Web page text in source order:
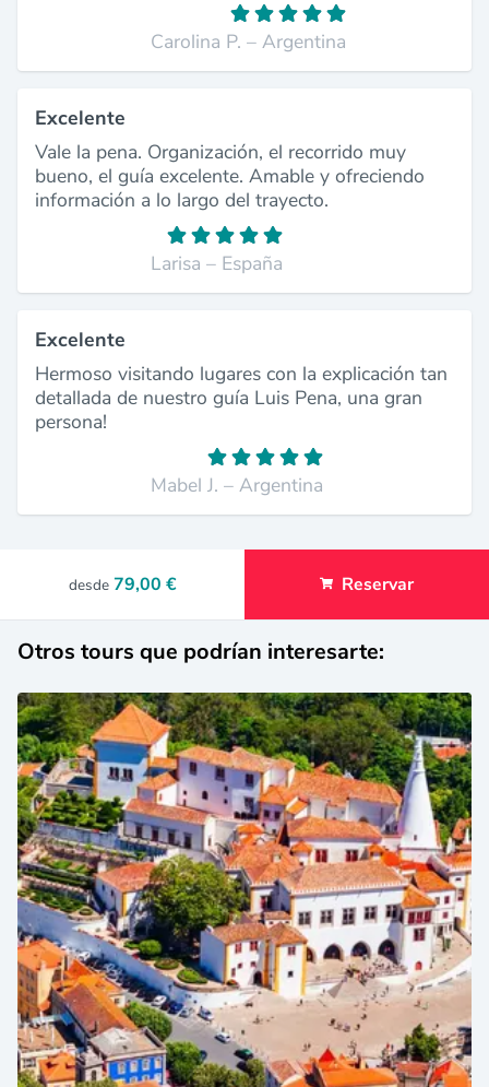
Carolina P. – Argentina
Excelente
Vale la pena. Organización, el recorrido muy
bueno, el guía excelente. Amable y ofreciendo
información a lo largo del trayecto.
Larisa – España
Excelente
Hermoso visitando lugares con la explicación tan
detallada de nuestro guía Luis Pena, una gran
persona!
Mabel J. – Argentina
desde 79,00 € Reservar
Otros tours que podrían interesarte: